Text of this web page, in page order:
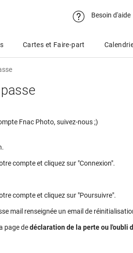
Besoin d'aide
Cartes et Faire-part
Fnac Photo, suivez-nous ;)
compte et cliquez sur "Connexion".
compte et cliquez sur "Poursuivre".
mail renseignée un email de
page dedéclaration de la perte ou l'oubli